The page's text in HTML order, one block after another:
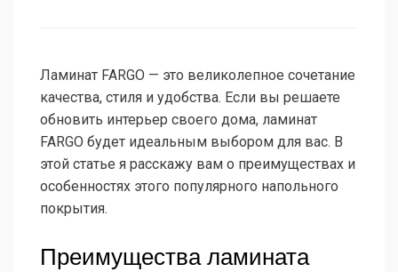
Ламинат FARGO — это великолепное сочетание
качества, стиля и удобства. Если вы решаете
обновить интерьер своего дома, ламинат
FARGO будет идеальным выбором для вас. В
этой статье я расскажу вам о преимуществах и
особенностях этого популярного напольного
покрытия.
Преимущества ламината